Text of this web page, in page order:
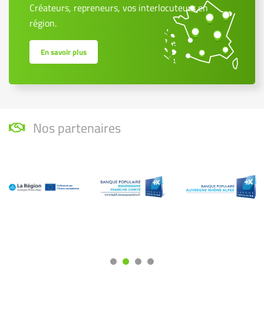
Créateurs, repreneurs, vos interlocuteurs en
région.
En savoir plus
Nos partenaires